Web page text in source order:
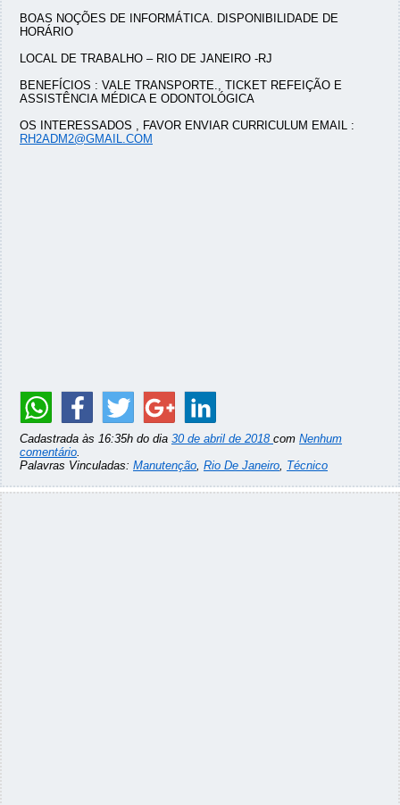
BOAS NOÇÕES DE INFORMÁTICA. DISPONIBILIDADE DE
HORÁRIO
LOCAL DE TRABALHO – RIO DE JANEIRO -RJ
BENEFÍCIOS : VALE TRANSPORTE., TICKET REFEIÇÃO E
ASSISTÊNCIA MÉDICA E ODONTOLÓGICA
OS INTERESSADOS , FAVOR ENVIAR CURRICULUM EMAIL :
RH2ADM2@GMAIL.COM
Cadastrada às 16:35h do dia 30 de abril de 2018 com Nenhum
comentário.
Palavras Vinculadas: Manutenção, Rio De Janeiro, Técnico